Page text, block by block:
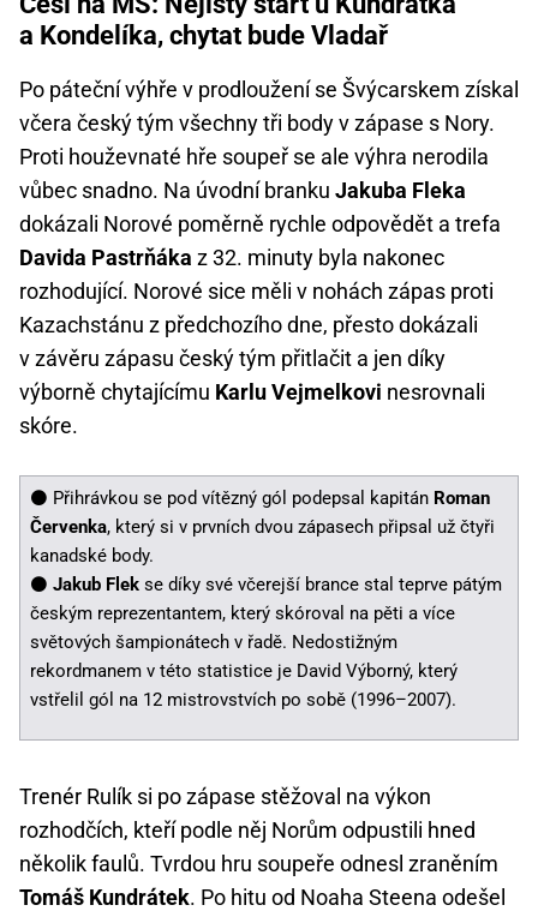
a Kondelíka, chytat bude Vladař
Po páteční výhře v prodloužení se Švýcarskem získal
včera český tým všechny tři body v zápase s Nory.
Proti houževnaté hře soupeř se ale výhra nerodila
vůbec snadno. Na úvodní branku Jakuba Fleka
dokázali Norové poměrně rychle odpovědět a trefa
Davida Pastrňáka z 32. minuty byla nakonec
rozhodující. Norové sice měli v nohách zápas proti
Kazachstánu z předchozího dne, přesto dokázali
v závěru zápasu český tým přitlačit a jen díky
výborně chytajícímu Karlu Vejmelkovi nesrovnali
skóre.
⚫️ Přihrávkou se pod vítězný gól podepsal kapitán Roman
Červenka, který si v prvních dvou zápasech připsal už čtyři
kanadské body.
⚫️ Jakub Flek se díky své včerejší brance stal teprve pátým
českým reprezentantem, který skóroval na pěti a více
světových šampionátech v řadě. Nedostižným
rekordmanem v této statistice je David Výborný, který
vstřelil gól na 12 mistrovstvích po sobě (1996–2007).
Trenér Rulík si po zápase stěžoval na výkon
rozhodčích, kteří podle něj Norům odpustili hned
několik faulů. Tvrdou hru soupeře odnesl zraněním
Tomáš Kundrátek. Po hitu od Noaha Steena odešel